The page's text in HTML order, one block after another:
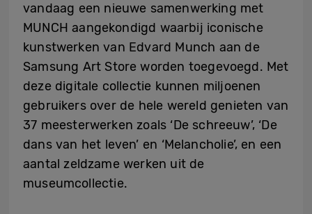
vandaag een nieuwe samenwerking met
MUNCH aangekondigd waarbij iconische
kunstwerken van Edvard Munch aan de
Samsung Art Store worden toegevoegd. Met
deze digitale collectie kunnen miljoenen
gebruikers over de hele wereld genieten van
37 meesterwerken zoals ‘De schreeuw’, ‘De
dans van het leven’ en ‘Melancholie’, en een
aantal zeldzame werken uit de
museumcollectie.